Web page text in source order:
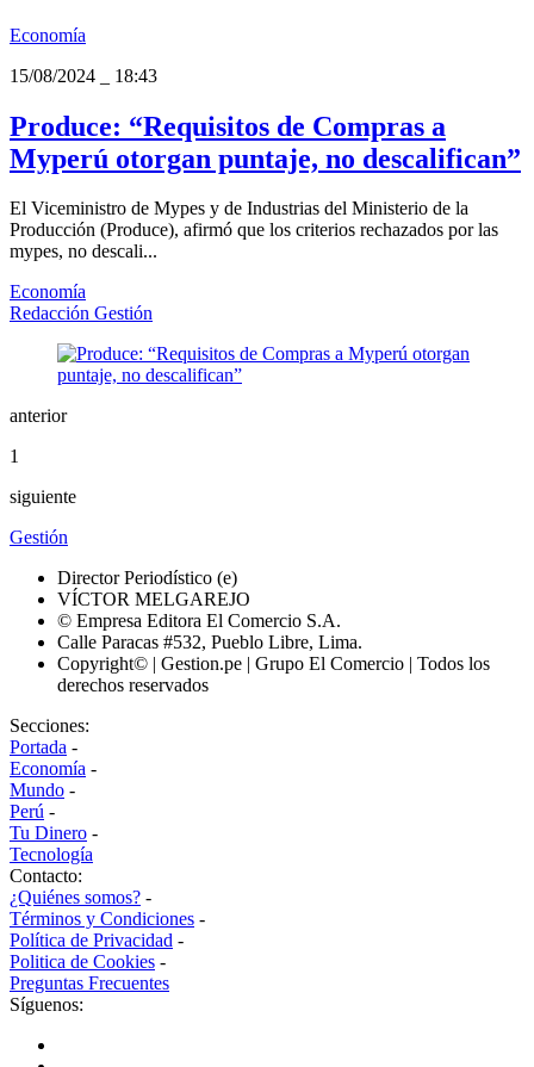
Economía
15/08/2024
18:43
Produce: “Requisitos de Compras a
Myperú otorgan puntaje, no descalifican”
El Viceministro de Mypes y de Industrias del Ministerio de la
Producción (Produce), afirmó que los criterios rechazados por las
mypes, no descali...
Economía
Redacción Gestión
anterior
1
siguiente
Gestión
Director Periodístico (e)
VÍCTOR MELGAREJO
© Empresa Editora El Comercio S.A.
Calle Paracas #532, Pueblo Libre, Lima.
Copyright© | Gestion.pe | Grupo El Comercio | Todos los
derechos reservados
Secciones:
Portada -
Economía -
Mundo -
Perú -
Tu Dinero -
Tecnología
Contacto:
¿Quiénes somos? -
Términos y Condiciones -
Política de Privacidad -
Politica de Cookies -
Preguntas Frecuentes
Síguenos: